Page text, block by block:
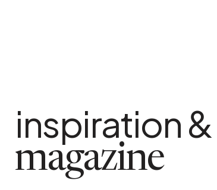
inspiration &
magazine